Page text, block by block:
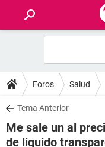
FOROS
SALUD
FAMILIA
Foros Salud
Tema Anterior
Me sale un al
de liquido